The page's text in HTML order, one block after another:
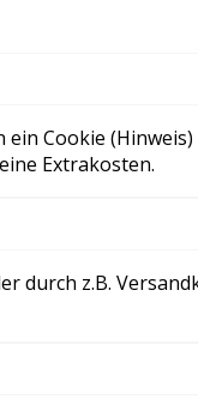
Cookie
Extrakosten.
durch z.B.